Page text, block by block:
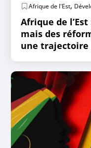
Afrique de l'Est,
Afrique de
mais des
une trajectoire